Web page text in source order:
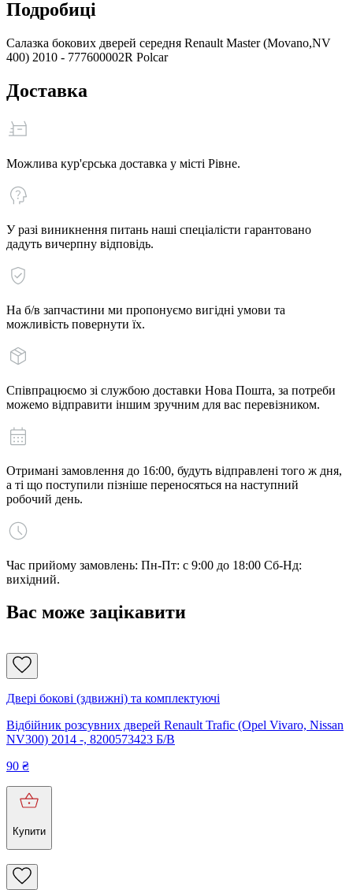
Подробиці
Салазка бокових дверей середня Renault Master (Movano,NV
400) 2010 - 777600002R Polcar
Доставка
Можлива кур'єрська доставка у місті Рівне.
У разі виникнення питань наші спеціалісти гарантовано
дадуть вичерпну відповідь.
На б/в запчастини ми пропонуємо вигідні умови та
можливість повернути їх.
Співпрацюємо зі службою доставки Нова Пошта, за потреби
можемо відправити іншим зручним для вас перевізником.
Отримані замовлення до 16:00, будуть відправлені того ж дня,
а ті що поступили пізніше переносяться на наступний
робочий день.
Час прийому замовлень: Пн-Пт: с 9:00 до 18:00 Сб-Нд:
вихідний.
Вас може зацікавити
Двері бокові (здвижні) та комплектуючі
Відбійник розсувних дверей Renault Trafic (Opel Vivaro, Nissan
NV300) 2014 -, 8200573423 Б/В
90 ₴
Купити